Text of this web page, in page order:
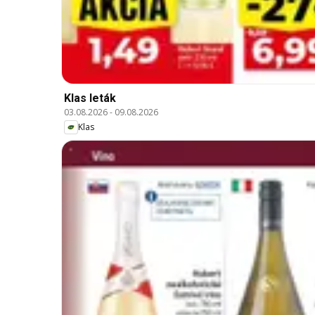
Klas leták
03.08.2026- 09.08.2026
Klas